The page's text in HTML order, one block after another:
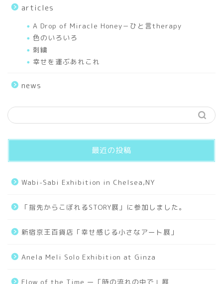
articles
A Drop of Miracle Honey－ひと言therapy
色のいろいろ
刺繍
幸せを運ぶあれこれ
news
最近の投稿
Wabi-Sabi Exhibition in Chelsea,NY
「指先からこぼれるSTORY展」に参加しました。
新宿京王百貨店「幸せ感じる小さなアート展」
Anela Meli Solo Exhibition at Ginza
Flow of the Time ー「時の流れの中で」展
Old Days
Collages